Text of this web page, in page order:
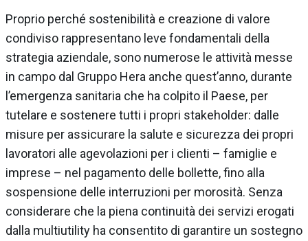
Proprio perché sostenibilità e creazione di valore
condiviso rappresentano leve fondamentali della
strategia aziendale, sono numerose le attività messe
in campo dal Gruppo Hera anche quest’anno, durante
l’emergenza sanitaria che ha colpito il Paese, per
tutelare e sostenere tutti i propri stakeholder: dalle
misure per assicurare la salute e sicurezza dei propri
lavoratori alle agevolazioni per i clienti – famiglie e
imprese – nel pagamento delle bollette, fino alla
sospensione delle interruzioni per morosità. Senza
considerare che la piena continuità dei servizi erogati
dalla multiutility ha consentito di garantire un sostegno